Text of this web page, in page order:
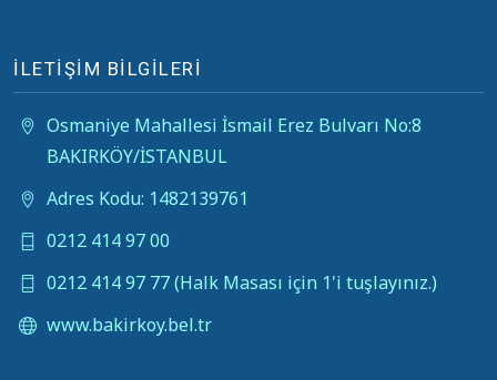
İLETİŞİM BİLGİLERİ
Osmaniye Mahallesi İsmail Erez Bulvarı No:8
BAKIRKÖY/İSTANBUL
Adres Kodu: 1482139761
0212 414 97 00
0212 414 97 77 (Halk Masası için 1'i tuşlayınız.)
www.bakirkoy.bel.tr